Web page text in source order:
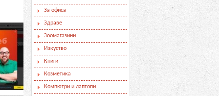
за да сте здрави, успешни,
красиви и щастливи
техника - PcSales.eu
За офиса
Здраве
Зоомагазини
Изкуство
Книги
Козметика
Компютри и лаптопи